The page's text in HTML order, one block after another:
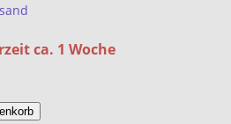
ca. 1 Woche